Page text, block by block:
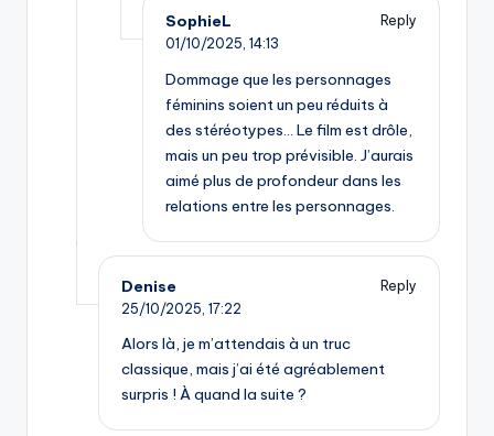
SophieL
Reply
01/10/2025, 14:13
Dommage que les personnages
féminins soient un peu réduits à
des stéréotypes… Le film est drôle,
mais un peu trop prévisible. J’aurais
aimé plus de profondeur dans les
relations entre les personnages.
Denise
Reply
25/10/2025, 17:22
Alors là, je m’attendais à un truc
classique, mais j’ai été agréablement
surpris ! À quand la suite ?